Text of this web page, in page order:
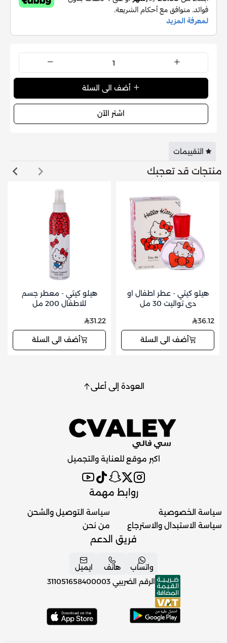
العيوب في وقت قصير.
ضمان سنتين
اشتر الآن
التقييمات
منتجات قد تعجبك
هيلو كيتي - عطر اطفال او
دي تواليت 30 مل
36.12
أضف الى السلة
هيلو كيتي - معطر جسم
للاطفال 200 مل
31.22
أضف الى السلة
العودة إلى أعلى
اكبر موقع للعناية والتجميل
روابط مهمة
سياسة الخصوصية
سياسة الاستبدال والاسترجاع
سياسة التوصيل والشحن
من نحن
فريق الدعم
واتساب هاتف
ايميل
الرقم الضريبي 311051658400003